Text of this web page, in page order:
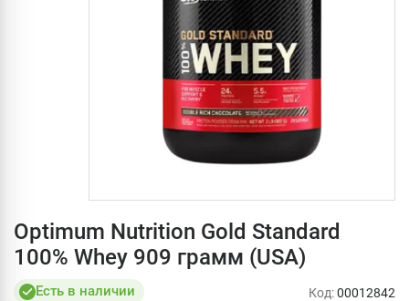
Optimum Nutrition Gold Standard
100% Whey 909 грамм (USA)
Есть в наличии
Код:00012842